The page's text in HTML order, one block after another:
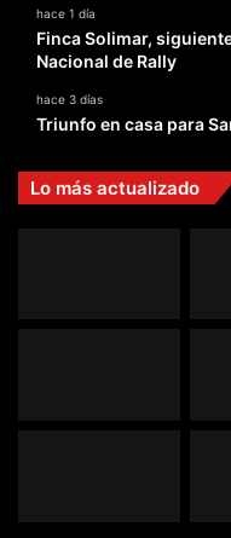
hace 1 día
Finca Solimar,
Nacional de Rally
hace 3 días
Triunfo en casa para
Lo más actualizado